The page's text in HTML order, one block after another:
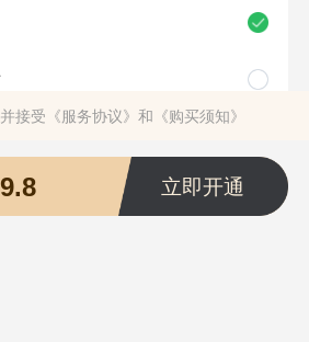
接受 《服务协议》 和 《购买须知》
立即开通
科技有限公司版权所有 ©2025